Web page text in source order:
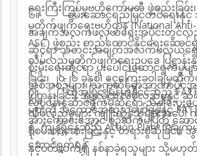
ရေးကြီးကြပ်မှုဗဟိုကော်မတီ ဖွဲ့စည်းခြင်း၊
မှုတိုက်ဖျက်ရေးဗဟိုဌာန (National
ASC) ဖွဲ့စည်း တည်ထောင်နိုင်ရေးဆောင်ရွ
လိမ်လည်မှုတိုက်ဖျက်ရေးဥပဒေ ပြဋ္ဌာန်
ခြင်း၊
၂၀၂၆ ခုနှစ်၊ ငွေကြေးခဝါချမှု
ပြဋ္ဌာန်းခြင်း၊ အွန်လိုင်း လိမ်လည်မှုနှ
လိမ်လည်မှုများ ကျူးလွန်သူများအပေါ်
စုံစမ်းစစ်ဆေးခြင်းနှင့် တရားစွဲဆိုခြင်း
နှင့်ပတ်သက်၍ နစ်နာခဲ့ရသူများ သို့မဟုတ်
၆။စွမ်းဆောင်ရည်မြှင့်တင်ရေးနှ
အချက်အလက်ဖလှယ်ရေးအပိုင်းတွင်လ
ဆိုင်ရာ သတင်းအချက်အလက်ဖလှယ်ရေးယန္
စိုးမိုးရေးဆိုင်ရာ ပူးပေါင်းဆောင်ရွက်မှုမျ
အစီအစဉ်များ၊ သက်ဆိုင်ရာအာဏာပိုင်အ
လုပ်ငန်းဆောင်ရွက်မှုဆိုင်ရာ ညှိနှိုင်းပူးပေ
အားကောင်းအောင်စဉ်ဆက်မပြတ် ဆေ
၇။ ထို့အပြင် မြန်မာနိုင်ငံသည်
များကို အကောင်အထည်ဖော်ရန်နှင့်
ရှိ ကျန်ရှိနေသည့်Action Planအချက်
ဆောင်ရွက်ရန်